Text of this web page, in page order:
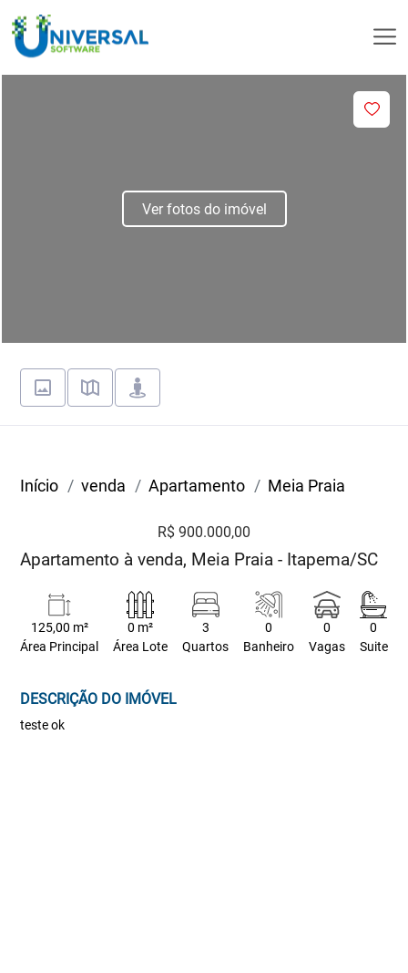
Ver fotos do imóvel
Início venda Apartamento Meia Praia
R$ 900.000,00
Apartamento à venda, Meia Praia - Itapema/SC
125,00 m²
Área Principal
0 m²
Área Lote
3
Quartos
0
Banheiro
0
Vagas
0
Suite
DESCRIÇÃO DO IMÓVEL
teste ok